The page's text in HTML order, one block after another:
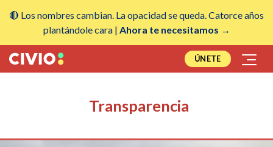
🔴 Los nombres cambian. La opacidad se queda. Catorce años
plantándole cara | Ahora te necesitamos →
ÚNETE
Transparencia